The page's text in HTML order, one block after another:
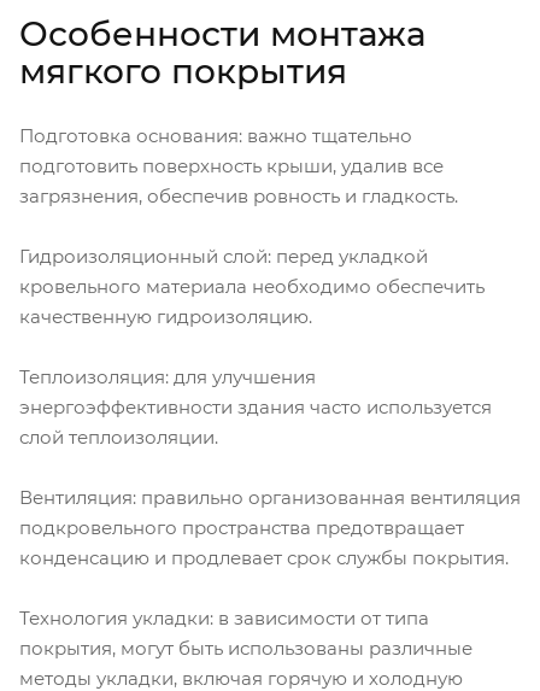
Особенности монтажа
мягкого покрытия
Подготовка основания: важно тщательно
подготовить поверхность крыши, удалив все
загрязнения, обеспечив ровность и гладкость.
Гидроизоляционный слой: перед укладкой
кровельного материала необходимо обеспечить
качественную гидроизоляцию.
Теплоизоляция: для улучшения
энергоэффективности здания часто используется
слой теплоизоляции.
Вентиляция: правильно организованная вентиляция
подкровельного пространства предотвращает
конденсацию и продлевает срок службы покрытия.
Технология укладки: в зависимости от типа
покрытия, могут быть использованы различные
методы укладки, включая горячую и холодную